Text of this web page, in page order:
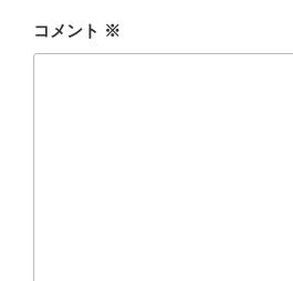
コメント ※